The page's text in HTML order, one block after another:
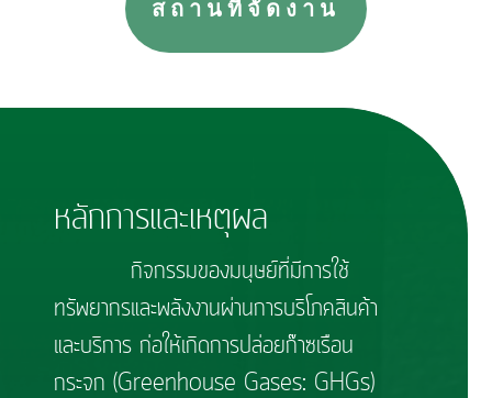
สถานที่จัดงาน
หลักการและเหตุผล
กิจกรรมของมนุษย์ที่มีการใช้
ทรัพยากรและพลังงานผ่านการบริโภคสินค้า
และบริการ ก่อให้เกิดการปล่อยก๊าซเรือน
กระจก (Greenhouse Gases: GHGs)